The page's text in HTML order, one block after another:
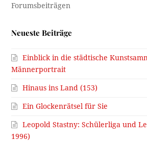
Neueste Beiträge
Einblick in die städtische
Männerportrait
Hinaus ins Land (153)
Ein Glockenrätsel für Sie
Leopold Stastny: Schülerliga und
1996)